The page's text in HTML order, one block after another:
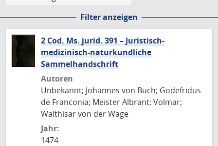
Filter anzeigen
2 Cod. Ms. jurid. 391 – Juristisch-
medizinisch-naturkundliche
Sammelhandschrift
Autoren
Unbekannt; Johannes von Buch; Godefridus
de Franconia; Meister Albrant; Volmar;
Walthisar von der Wage
Jahr:
1474